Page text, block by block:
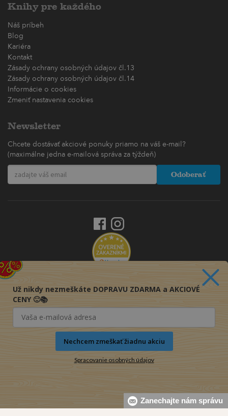
Knihy pre každého
Náš príbeh
Blog
Kariéra
Kontakt
Zásady ochrany osobných údajov čl.13
Zásady ochrany osobných údajov čl.14
Informácie o cookies
Zmeniť nastavenia cookies
Newsletter
Chcete dostávať akciové ponuky priamo na váš e-mail?
(maximálne jedna e-mailová správa za týždeň)
Odoberať
Zanechajte nám správu
Už nikdy nezmeškáte DOPRAVU ZDARMA a AKCIOVÉ
CENY 🙂📚
Nechcem zmeškať žiadnu akciu
Spracovanie osobných údajov